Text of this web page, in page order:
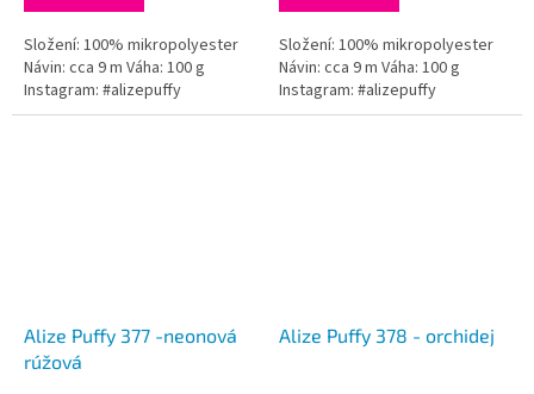
Složení: 100% mikropolyester
Návin: cca 9 m Váha: 100 g
Instagram: #alizepuffy
Složení: 100% mikropolyester
Návin: cca 9 m Váha: 100 g
Instagram: #alizepuffy
Alize Puffy 377 -neonová
rúžová
Alize Puffy 378 - orchidej